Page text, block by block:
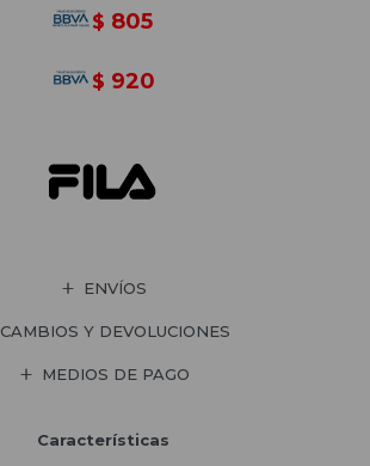
$ 805
$ 920
ENVÍOS
CAMBIOS Y DEVOLUCIONES
MEDIOS DE PAGO
Características